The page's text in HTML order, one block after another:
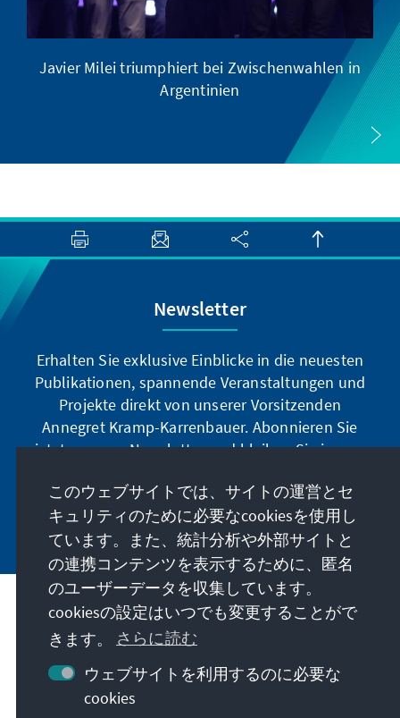
Javier Milei triumphiert bei Zwischenwahlen in
Argentinien
Newsletter
Erhalten Sie exklusive Einblicke in die neuesten
Publikationen, spannende Veranstaltungen und
Projekte direkt von unserer Vorsitzenden
Annegret Kramp-Karrenbauer. Abonnieren Sie
jetzt unseren Newsletter und bleiben Sie immer
Jetzt abonnieren
私たちのミッション
お問い合わせ
このウェブサイトでは、サイトの運営とセ
キュリティのために必要なcookiesを使用し
ています。また、統計分析や外部サイトと
の連携コンテンツを表示するために、匿名
のユーザーデータを収集しています。
cookiesの設定はいつでも変更することがで
きます。 さらに読む
ウェブサイトを利用するのに必要な
cookies